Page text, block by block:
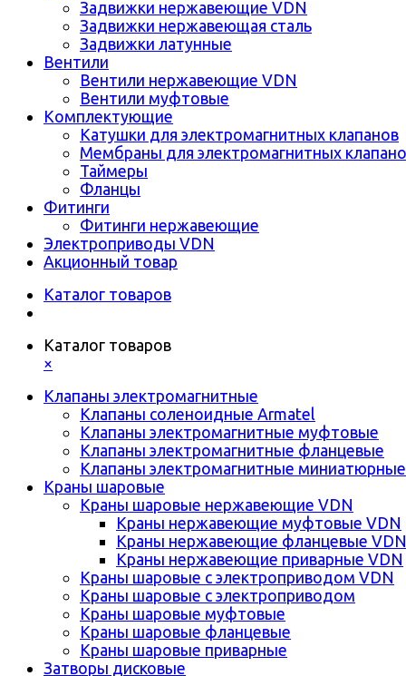
Задвижки нержавеющие VDN
Задвижки нержавеющая сталь
Задвижки латунные
Вентили
Вентили нержавеющие VDN
Вентили муфтовые
Комплектующие
Катушки для электромагнитных клапанов
Мембраны для электромагнитных
Таймеры
Фланцы
Фитинги
Фитинги нержавеющие
Электроприводы VDN
Акционный товар
Каталог товаров
Каталог товаров
×
Клапаны электромагнитные
Клапаны соленоидные Armatel
Клапаны электромагнитные муфтовые
Клапаны электромагнитные фланцевые
Клапаны электромагнитные миниатюрные
Краны шаровые
Краны шаровые нержавеющие VDN
Краны нержавеющие муфтовые VDN
Краны нержавеющие фланцевые VDN
Краны нержавеющие приварные VDN
Краны шаровые с электроприводом VDN
Краны шаровые с электроприводом
Краны шаровые муфтовые
Краны шаровые фланцевые
Краны шаровые приварные
Затворы дисковые